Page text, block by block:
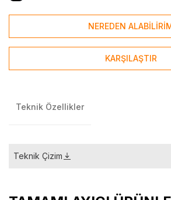
NEREDEN
KARŞILAŞTIR
Teknik Özellikler
Teknik Çizim